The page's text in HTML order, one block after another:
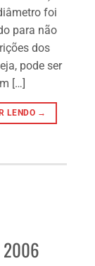
foi
para não
dos
pode ser
[…]
LENDO →
2006